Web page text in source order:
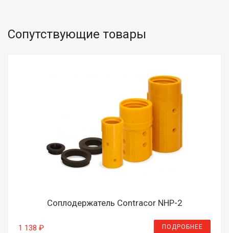
Сопутствующие товары
Соплодержатель Contracor NHP-2
1 138 ₽ ПОДРОБНЕЕ